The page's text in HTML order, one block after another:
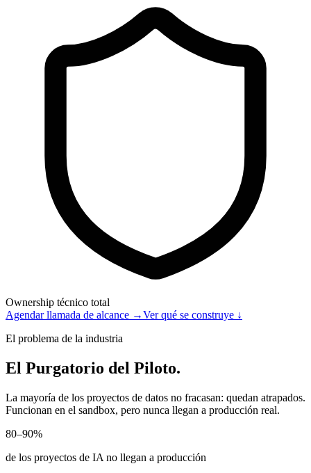
Ownership técnico total
Agendar llamada de alcance →Ver qué se construye ↓
El problema de la industria
El Purgatorio del Piloto.
La mayoría de los proyectos de datos no fracasan: quedan atrapados.
Funcionan en el sandbox, pero nunca llegan a producción real.
80–90%
de los proyectos de IA no llegan a producción